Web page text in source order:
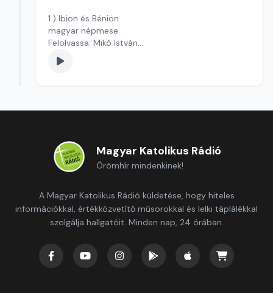
1.) Ibion és Bénion
magyar népmese
Felolvassa: Mikó István
Szerkesztő: Varga Andrea
Magyar Katolikus Rádió
Örömhír mindenkinek!
A Magyar Katolikus Rádió küldetése, hogy hiteles
információkkal, értékközvetítő műsorokkal és lelki táplálékkal
szolgálja hallgatóit. Minden nap, 24 órában.